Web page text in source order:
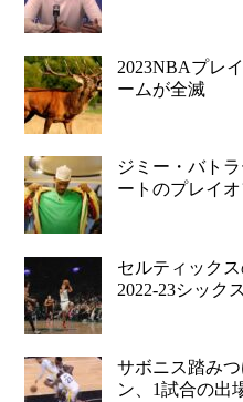
2023NBAプレ
ームが全滅
ジミー・バト
ートのプレイ
セルティック
2022-23シック
サボニス踏み
ン、1試合の出